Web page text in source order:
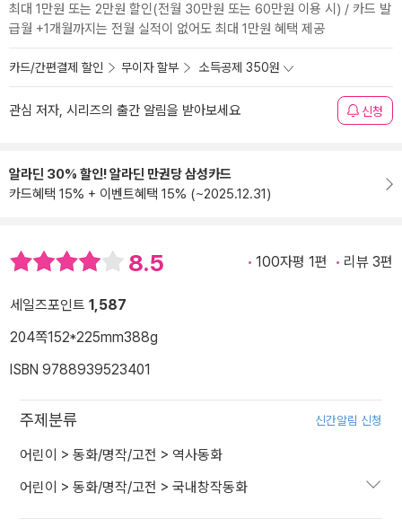
최대 1만원 또는 2만원 할인(전월 30만원 또는 60만원 이용 시) / 카드 발
급월 +1개월까지는 전월 실적이 없어도 최대 1만원 혜택 제공
카드/간편결제 할인 무이자 할부 소득공제 350원
관심 저자, 시리즈의 출간 알림을 받아보세요 신청
알라딘 30% 할인! 알라딘 만권당 삼성카드
카드혜택 15% + 이벤트혜택 15% (~2025.12.31)
8.5 100자평 1편 리뷰 3편
세일즈포인트 1,587
204쪽152*225mm388g
ISBN 9788939523401
주제분류 신간알림 신청
어린이 > 동화/명작/고전 > 역사동화
어린이 > 동화/명작/고전 > 국내창작동화